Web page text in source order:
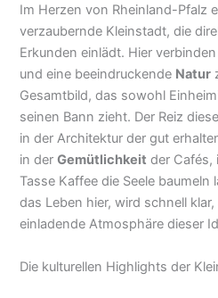
Im Herzen von Rheinland-Pfalz
verzaubernde Kleinstadt, die
Erkunden einlädt. Hier
und eine beeindruckende Natur
Gesamtbild, das sowohl
seinen Bann zieht. Der Reiz
in der Architektur der gut
in derGemütlichkeit der Cafés,
Tasse Kaffee die Seele
das Leben hier, wird schnell
einladende Atmosphäre dieser
Die kulturellen Highlights der